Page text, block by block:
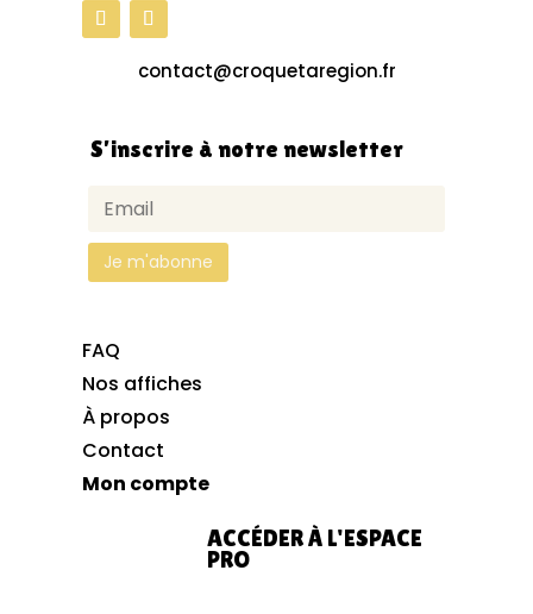
contact@croquetaregion.fr
S’inscrire à notre newsletter
FAQ
Nos affiches
À propos
Contact
Mon compte
ACCÉDER À L'ESPACE
PRO